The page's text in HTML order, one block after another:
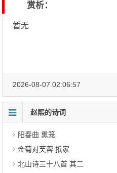
赏析：
暂无
2026-08-07 02:06:57
赵熙的诗词
阳春曲 熏笼
金菊对芙蓉 抵家
北山诗三十八首 其二